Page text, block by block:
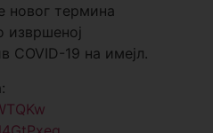
новог термина
COVID-19 на имејл.